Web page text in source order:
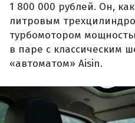
1 800 000 рублей. Он,
литровым
турбомотором
в паре с классическим
«автоматом» Aisin.